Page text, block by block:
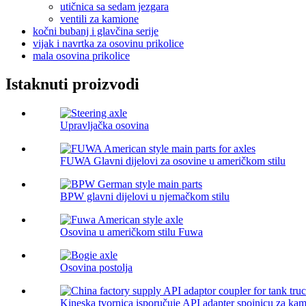
utičnica sa sedam jezgara
ventili za kamione
kočni bubanj i glavčina serije
vijak i navrtka za osovinu prikolice
mala osovina prikolice
Istaknuti proizvodi
Upravljačka osovina
FUWA Glavni dijelovi za osovine u američkom stilu
BPW glavni dijelovi u njemačkom stilu
Osovina u američkom stilu Fuwa
Osovina postolja
Kineska tvornica isporučuje API adapter spojnicu za